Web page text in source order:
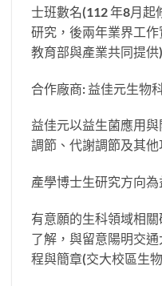
士班數名(112年8月起
研究，後兩年業界工
教育部與產業共同提供)
合作廠商: 益佳元生物
益佳元以益生菌應用
調節、代謝調節及其他
產學博士生研究方向
有意願的生科領域相
了解，與留意陽明交
程與簡章(交大校區生